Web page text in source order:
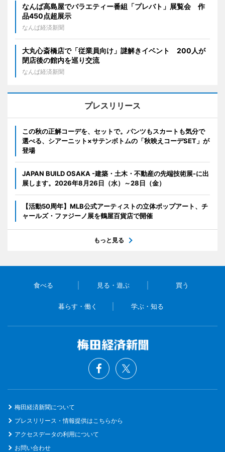
なんば高島屋でバラエティー番組「プレバト」展覧会 作
品450点超展示
なんば経済新聞
大丸心斎橋店で「従業員向け」謎解きイベント 200人が
閉店後の館内を巡り交流
なんば経済新聞
プレスリリース
この秋の正解コーデを、セットで。パンツもスカートも気分で
選べる、シアーニット×サテンボトムの「秋映えコーデSET」が
登場
JAPAN BUILD OSAKA -建築・土木・不動産の先端技術展-に出
展します。2026年8月26日（水）～28日（金）
【活動50周年】MLB公式アーティストの立体ポップアート、チ
ャールズ・ファジーノ展を鶴屋百貨店で開催
もっと見る
食べる 見る・遊ぶ 買う
暮らす・働く 学ぶ・知る
梅田経済新聞について
プレスリリース・情報提供はこちらから
アクセスデータの利用について
お問い合わせ